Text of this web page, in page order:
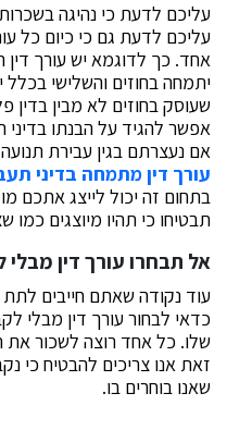
עליכם לדעת כי נהיגה
עליכם לדעת גם כי כיום כל
אחד. כך לדוגמא יש עורך דין
יתמחה בחוזים והשלישי
שעוסק בחוזים לא מבין בדין
אפשר להגיד על הבנתו
אם נעצרתם בגין עבירת
עורך דין מתמחה בדיני
בתחום זה יכול לייצג אתכם
תבטיחו כי תהיו מיוצגים כמו
אל תבחרו עורך דין
עוד נקודה שאתם חייבים
כדאי לבחור עורך דין מבלי
שלו. כל אחד רוצה לשכור את
זאת אנו צריכים להבטיח כי
שאנו בוחרים בו.